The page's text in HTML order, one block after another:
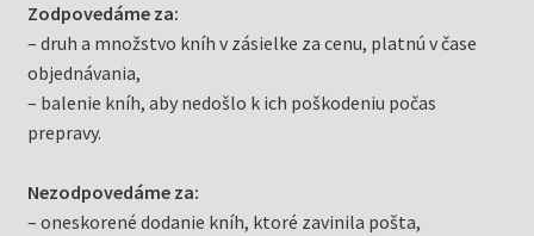
Zodpovedáme za:
– druh a množstvo kníh v zásielke za cenu, platnú v čase
objednávania,
– balenie kníh, aby nedošlo k ich poškodeniu počas
prepravy.
Nezodpovedáme za:
– oneskorené dodanie kníh, ktoré zavinila pošta,